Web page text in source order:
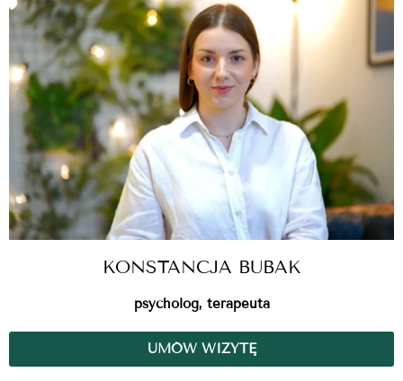
KONSTANCJA BUBAK
psycholog, terapeuta
UMÓW WIZYTĘ